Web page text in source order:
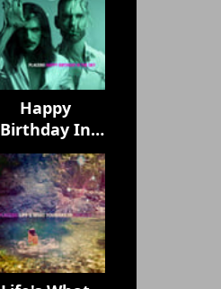
Happy
Birthday In
The Sky